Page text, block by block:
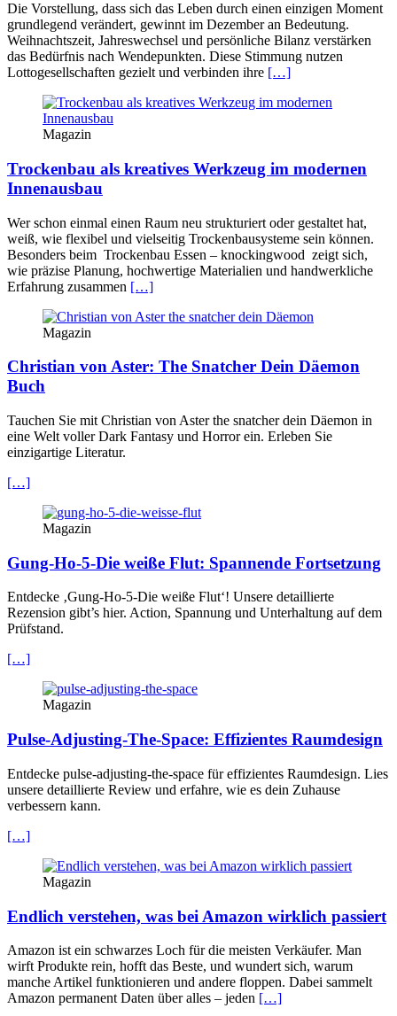
Die Vorstellung, dass sich das Leben durch einen einzigen Moment
grundlegend verändert, gewinnt im Dezember an Bedeutung.
Weihnachtszeit, Jahreswechsel und persönliche Bilanz verstärken
das Bedürfnis nach Wendepunkten. Diese Stimmung nutzen
Lottogesellschaften gezielt und verbinden ihre […]
Magazin
Trockenbau als kreatives Werkzeug im modernen
Innenausbau
Wer schon einmal einen Raum neu strukturiert oder gestaltet hat,
weiß, wie flexibel und vielseitig Trockenbausysteme sein können.
Besonders beim Trockenbau Essen – knockingwood zeigt sich,
wie präzise Planung, hochwertige Materialien und handwerkliche
Erfahrung zusammen […]
Magazin
Christian von Aster: The Snatcher Dein Däemon
Buch
Tauchen Sie mit Christian von Aster the snatcher dein Däemon in
eine Welt voller Dark Fantasy und Horror ein. Erleben Sie
einzigartige Literatur.
[…]
Magazin
Gung-Ho-5-Die weiße Flut: Spannende Fortsetzung
Entdecke ‚Gung-Ho-5-Die weiße Flut‘! Unsere detaillierte
Rezension gibt’s hier. Action, Spannung und Unterhaltung auf dem
Prüfstand.
[…]
Magazin
Pulse-Adjusting-The-Space: Effizientes Raumdesign
Entdecke pulse-adjusting-the-space für effizientes Raumdesign. Lies
unsere detaillierte Review und erfahre, wie es dein Zuhause
verbessern kann.
[…]
Magazin
Endlich verstehen, was bei Amazon wirklich passiert
Amazon ist ein schwarzes Loch für die meisten Verkäufer. Man
wirft Produkte rein, hofft das Beste, und wundert sich, warum
manche Artikel funktionieren und andere floppen. Dabei sammelt
Amazon permanent Daten über alles – jeden […]